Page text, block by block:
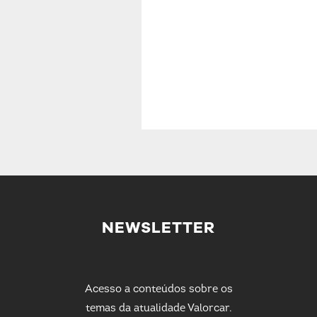
NEWSLETTER
Acesso a conteúdos sobre os
temas da atualidade Valorcar.